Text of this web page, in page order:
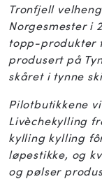
Tronfjell
Norgesmester i
topp-produkter
produsert på
skåret i tynne
Pilotbutikkene
Livèchekylling
kylling kylling
løpestikke, og
og pølser